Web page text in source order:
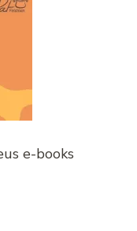
e-books